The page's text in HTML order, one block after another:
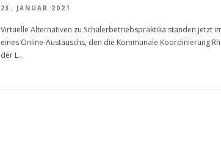
23. JANUAR 2021
Virtuelle Alternativen zu Schülerbetriebspraktika standen jetzt
eines Online-Austauschs, den die Kommunale Koordinierung
der L...